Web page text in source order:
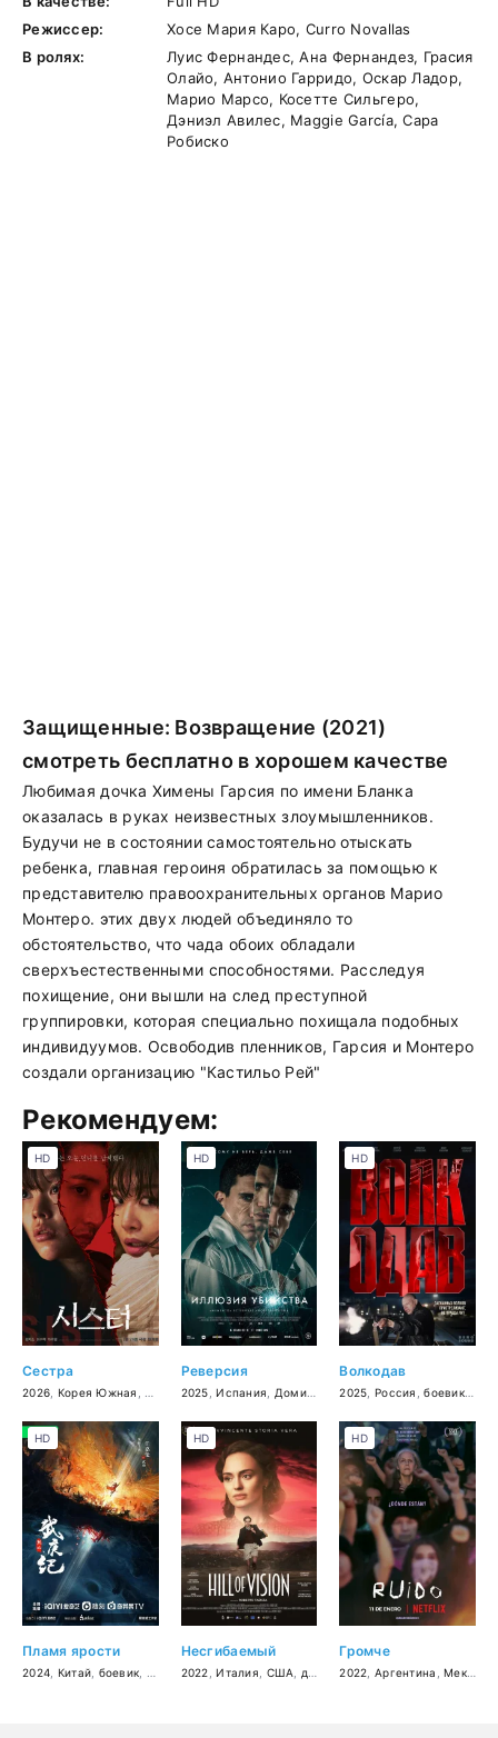
Режиссер:
Хосе Мария Каро, Curro Novallas
В ролях:
Луис Фернандес, Ана Фернандез, Грасия
Олайо, Антонио Гарридо, Оскар Ладор,
Марио Марсо, Косетте Сильгеро,
Дэниэл Авилес, Maggie García, Сара
Робиско
Защищенные: Возвращение (2021)
смотреть бесплатно в хорошем качестве
Любимая дочка Химены Гарсия по имени Бланка
оказалась в руках неизвестных злоумышленников.
Будучи не в состоянии самостоятельно отыскать
ребенка, главная героиня обратилась за помощью к
представителю правоохранительных органов Марио
Монтеро. этих двух людей объединяло то
обстоятельство, что чада обоих обладали
сверхъестественными способностями. Расследуя
похищение, они вышли на след преступной
группировки, которая специально похищала подобных
индивидуумов. Освободив пленников, Гарсия и Монтеро
создали организацию "Кастильо Рей"
Рекомендуем:
Сестра
2026 Корея Южная триллер
HD
Реверсия
2025 ,Испания Доминикана ,триллер,детектив
HD
Волкодав
2025 Россия ,боевик,
HD
Пламя ярости
2024 Китай боевик фэнтези
HD
Несгибаемый
2022 ,Италия США драма ,биография
HD
Громче
2022 Аргентина ,Мексика
HD